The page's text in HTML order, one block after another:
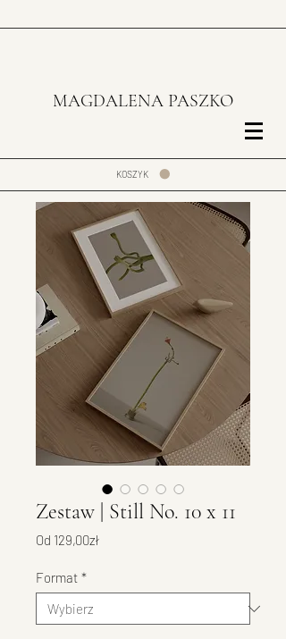
MAGDALENA PASZKO
KOSZYK
Zestaw | Still No. 10 x 11
Od 129,00złCena
Format *